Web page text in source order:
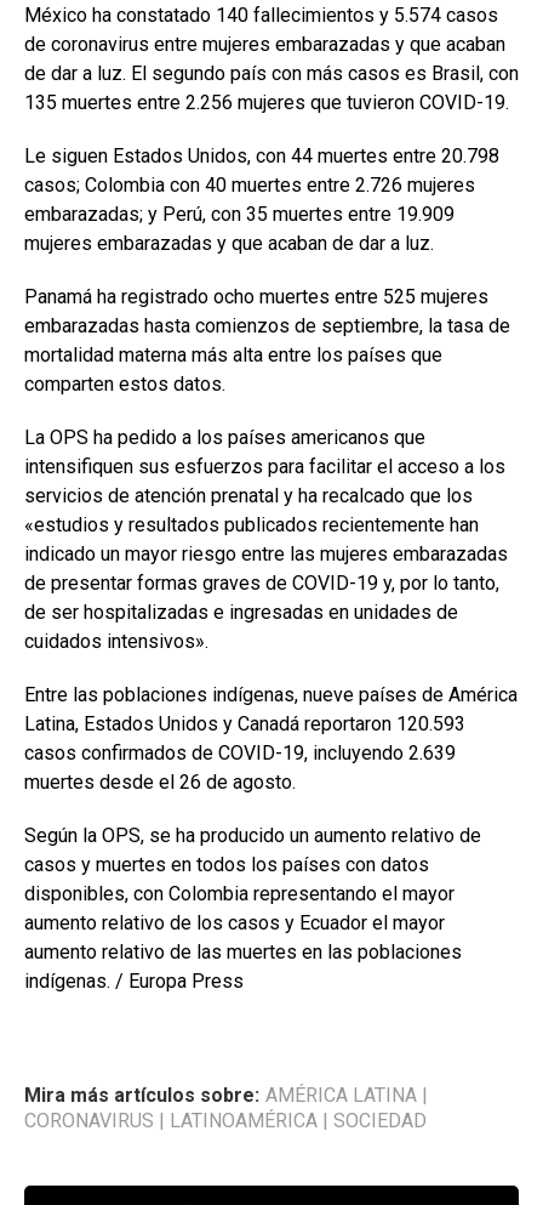
México ha constatado 140 fallecimientos y 5.574 casos
de coronavirus entre mujeres embarazadas y que acaban
de dar a luz. El segundo país con más casos es Brasil, con
135 muertes entre 2.256 mujeres que tuvieron COVID-19.
Le siguen Estados Unidos, con 44 muertes entre 20.798
casos; Colombia con 40 muertes entre 2.726 mujeres
embarazadas; y Perú, con 35 muertes entre 19.909
mujeres embarazadas y que acaban de dar a luz.
Panamá ha registrado ocho muertes entre 525 mujeres
embarazadas hasta comienzos de septiembre, la tasa de
mortalidad materna más alta entre los países que
comparten estos datos.
La OPS ha pedido a los países americanos que
intensifiquen sus esfuerzos para facilitar el acceso a los
servicios de atención prenatal y ha recalcado que los
«estudios y resultados publicados recientemente han
indicado un mayor riesgo entre las mujeres embarazadas
de presentar formas graves de COVID-19 y, por lo tanto,
de ser hospitalizadas e ingresadas en unidades de
cuidados intensivos».
Entre las poblaciones indígenas, nueve países de América
Latina, Estados Unidos y Canadá reportaron 120.593
casos confirmados de COVID-19, incluyendo 2.639
muertes desde el 26 de agosto.
Según la OPS, se ha producido un aumento relativo de
casos y muertes en todos los países con datos
disponibles, con Colombia representando el mayor
aumento relativo de los casos y Ecuador el mayor
aumento relativo de las muertes en las poblaciones
indígenas. / Europa Press
Mira más artículos sobre: AMÉRICA LATINA
CORONAVIRUS
LATINOAMÉRICA SOCIEDAD